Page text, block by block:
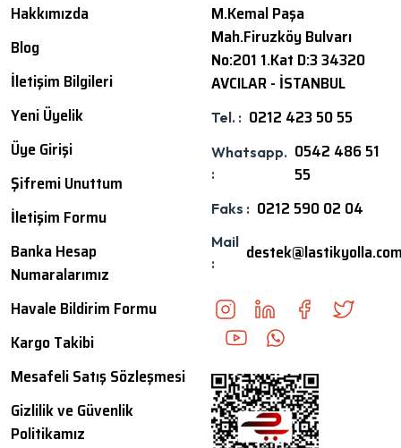
Hakkımızda
Blog
İletişim Bilgileri
Yeni Üyelik
Üye Girişi
Şifremi Unuttum
İletişim Formu
Banka Hesap
Numaralarımız
Havale Bildirim Formu
Kargo Takibi
Mesafeli Satış Sözleşmesi
Gizlilik ve Güvenlik
Politikamız
M.Kemal Paşa
Mah.Firuzköy Bulvarı
No:201 1.Kat D:3 34320
AVCILAR - İSTANBUL
Tel. : 0212 423 50 55
Whatsapp.
:
0542 486 51
55
Faks : 0212 590 02 04
Mail
: